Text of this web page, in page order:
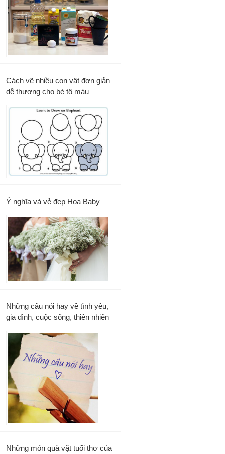
Cách vẽ nhiều con vật đơn giản
dễ thương cho bé tô màu
Ý nghĩa và vẻ đẹp Hoa Baby
Những câu nói hay về tình yêu,
gia đình, cuộc sống, thiên nhiên
Những món quà vặt tuổi thơ của